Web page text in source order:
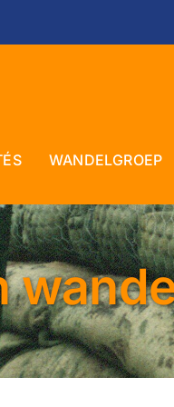
WANDELGROEP